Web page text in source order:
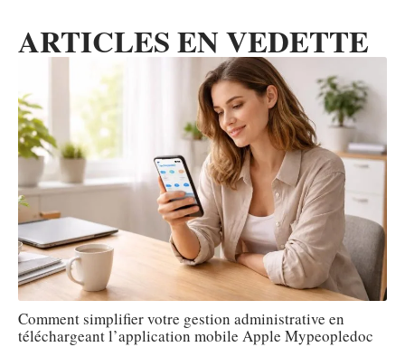
ARTICLES EN VEDETTE
Comment simplifier votre gestion administrative en
téléchargeant l’application mobile Apple Mypeopledoc